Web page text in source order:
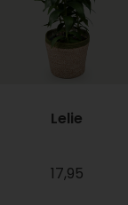
Lelie
17,95